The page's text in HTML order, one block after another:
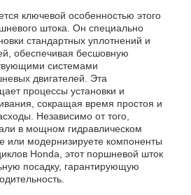
ключевой особенностью этого
штока. Он специально
стандартных уплотнений и
обеспечивая бесшовную
системами
двигателей. Эта
процессы установки и
сокращая время простоя и
Независимо от того,
в мощном гидравлическом
или модернизируете компоненты
Honda, этот поршневой шток
посадку, гарантирующую